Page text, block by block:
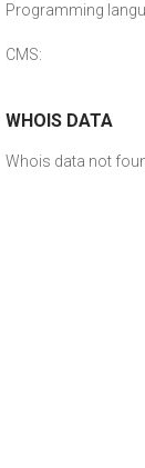
Programming
CMS:
WHOIS DATA
Whois data not